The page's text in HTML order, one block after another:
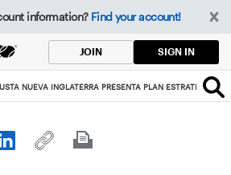
information? Find your account!
JOIN SIGN IN
USTA NUEVA INGLATERRA PRESENTA PLAN ESTRATÉGICO